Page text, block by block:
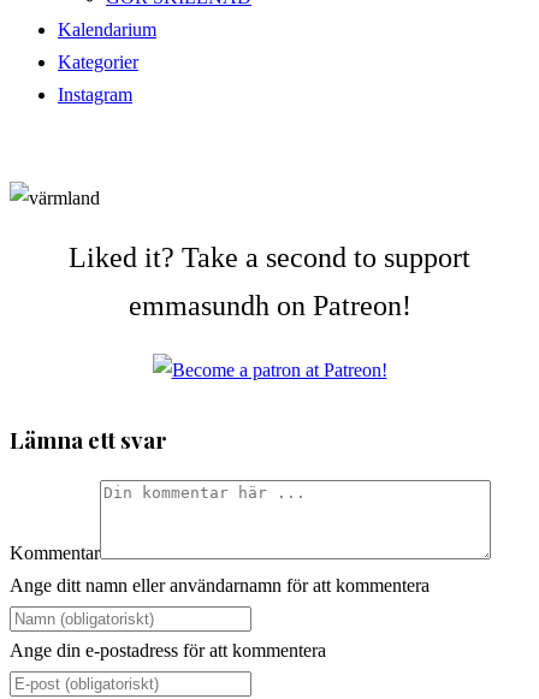
Kalendarium
Kategorier
Instagram
Liked it? Take a second to support
emmasundh on Patreon!
Lämna ett svar
Kommentar
Ange ditt namn eller användarnamn för att kommentera
Ange din e-postadress för att kommentera